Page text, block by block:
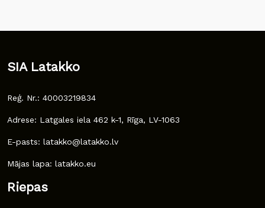
SIA Latakko
Reģ. Nr.: 40003219834
Adrese: Latgales iela 462 k-1, Rīga, LV-1063
E-pasts: latakko@latakko.lv
Mājas lapa: latakko.eu
Riepas